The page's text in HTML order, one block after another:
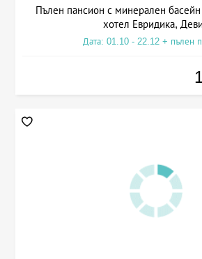
Пълен пансион с минерален
хотел Евридика,
Дата: 01.10 - 22.12 + пълен